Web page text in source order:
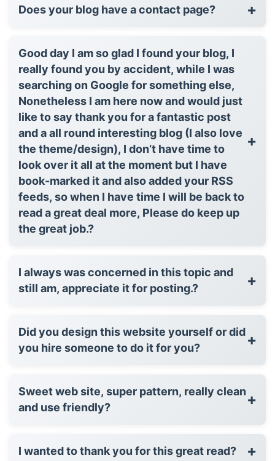
Does your blog have a contact page? +
Good day I am so glad I found your blog, I
really found you by accident, while I was
searching on Google for something else,
Nonetheless I am here now and would just
like to say thank you for a fantastic post
and a all round interesting blog (I also love
the theme/design), I don’t have time to
look over it all at the moment but I have
book-marked it and also added your RSS
feeds, so when I have time I will be back to
read a great deal more, Please do keep up
the great job.?
+
I always was concerned in this topic and
still am, appreciate it for posting.?
+
Did you design this website yourself or did
you hire someone to do it for you?
+
Sweet web site, super pattern, really clean
and use friendly?
+
I wanted to thank you for this great read? +